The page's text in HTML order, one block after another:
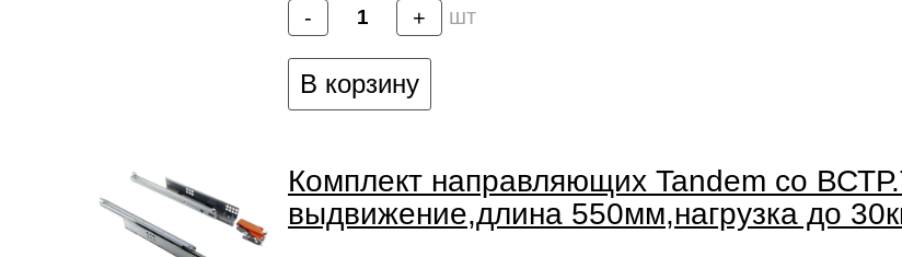
- + шт
В корзину
Комплект направляющих Tandem со
выдвижение,длина 550мм,нагрузка до